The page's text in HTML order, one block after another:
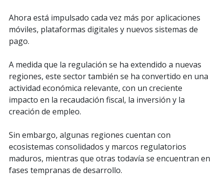
Ahora está impulsado cada vez más por aplicaciones
móviles, plataformas digitales y nuevos sistemas de
pago.
A medida que la regulación se ha extendido a nuevas
regiones, este sector también se ha convertido en una
actividad económica relevante, con un creciente
impacto en la recaudación fiscal, la inversión y la
creación de empleo.
Sin embargo, algunas regiones cuentan con
ecosistemas consolidados y marcos regulatorios
maduros, mientras que otras todavía se encuentran en
fases tempranas de desarrollo.